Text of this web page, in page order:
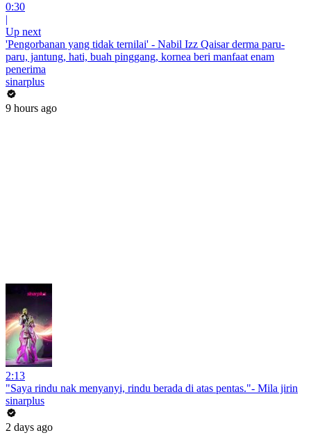
0:30
|
Up next
'Pengorbanan yang tidak ternilai' - Nabil Izz Qaisar derma paru-
paru, jantung, hati, buah pinggang, kornea beri manfaat enam
penerima
sinarplus
9 hours ago
2:13
"Saya rindu nak menyanyi, rindu berada di atas pentas."- Mila jirin
sinarplus
2 days ago